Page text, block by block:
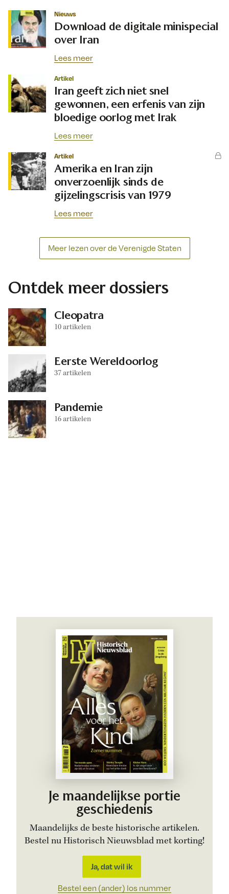
Nieuws
Download de digitale minispecial
over Iran
Lees meer
Artikel
Iran geeft zich niet snel
gewonnen, een erfenis van zijn
bloedige oorlog met Irak
Lees meer
Artikel
Amerika en Iran zijn
onverzoenlijk sinds de
gijzelingscrisis van 1979
Lees meer
Meer lezen over de Verenigde Staten
Ontdek meer dossiers
Cleopatra
10 artikelen
Eerste Wereldoorlog
37 artikelen
Pandemie
16 artikelen
Je maandelijkse portie
geschiedenis
Maandelijks de beste historische artikelen.
Bestel nu Historisch Nieuwsblad met korting!
Ja, dat wil ik
Bestel een (ander) los nummer